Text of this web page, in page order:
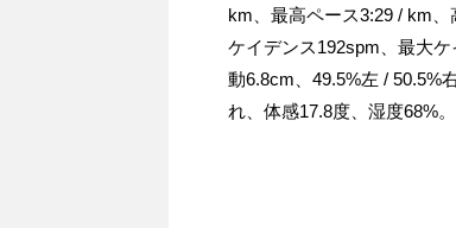
km、最高ペース3:29 / km
ケイデンス192spm、最大
動6.8cm、49.5%左 / 50.5%
れ、体感17.8度、湿度68%。